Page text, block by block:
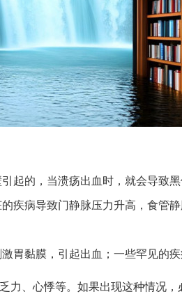
起的，当溃疡出血时，就会导致黑
疾病导致门静脉压力升高，食管静
胃黏膜，引起出血；一些罕见的疾
、心悸等。如果出现这种情况，